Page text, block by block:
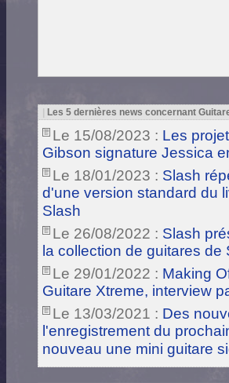
Les 5 dernières news concernant
Le 15/08/2023 : Les
Gibson signature Jessica
Le 18/01/2023 : Slash
d'une version standard du
Slash
Le 26/08/2022 : Slash
la collection de guitares
Le 29/01/2022 : Making
Guitare Xtreme, interview
Le 13/03/2021 : Des
l'enregistrement du
nouveau une mini guitare